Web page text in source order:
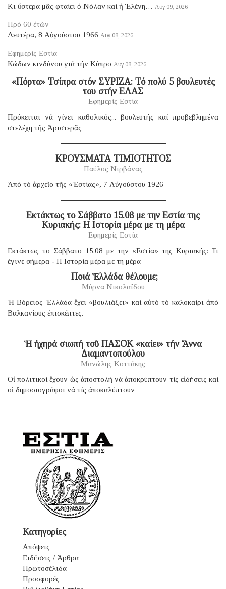
Κι ὕστερα μᾶς φταίει ὁ Νόλαν καί ἡ Ἑλένη… Αυγ 09, 2026
Πρό 60 ἐτῶν
Δευτέρα, 8 Αὐγούστου 1966 Αυγ 08, 2026
Εφημερίς Εστία
Κώδων κινδύνου γιά τήν Κύπρο Αυγ 08, 2026
«Πόρτα» Τσίπρα στόν ΣΥΡΙΖΑ: Τό πολύ 5 βουλευτές
του στήν ΕΛΑΣ
Εφημερίς Εστία
Πρόκειται νά γίνει καθολικός... βουλευτής καί προβεβλημένα
στελέχη τῆς Ἀριστερᾶς
ΚΡΟΥΣΜΑΤΑ ΤΙΜΙΟΤΗΤΟΣ
Παύλος Νιρβάνας
Ἀπό τό ἀρχεῖο τῆς «Ἑστίας», 7 Αὐγούστου 1926
Eκτάκτως το Σάββατο 15.08 με την Εστία της
Κυριακής: Η Ιστορία μέρα με τη μέρα
Εφημερίς Εστία
Εκτάκτως το Σάββατο 15.08 με την «Εστία» της Κυριακής: Τι
έγινε σήμερα - Η Ιστορία μέρα με τη μέρα
​ Ποιά Ἑλλάδα θέλουμε;
Μύρνα Νικολαΐδου
Ἡ Βόρειος Ἑλλάδα ἔχει «βουλιάξει» καί αὐτό τό καλοκαίρι ἀπό
Βαλκανίους ἐπισκέπτες.
Ἡ ἠχηρά σιωπή τοῦ ΠΑΣΟΚ «καίει» τήν Ἄννα
Διαμαντοπούλου
Μανώλης Κοττάκης
Οἱ πολιτικοί ἔχουν ὡς ἀποστολή νά ἀποκρύπτουν τίς εἰδήσεις καί
οἱ δημοσιογράφοι νά τίς ἀποκαλύπτουν
Κατηγορίες
Απόψεις
Ειδήσεις / Άρθρα
Πρωτοσέλιδα
Προσφορές